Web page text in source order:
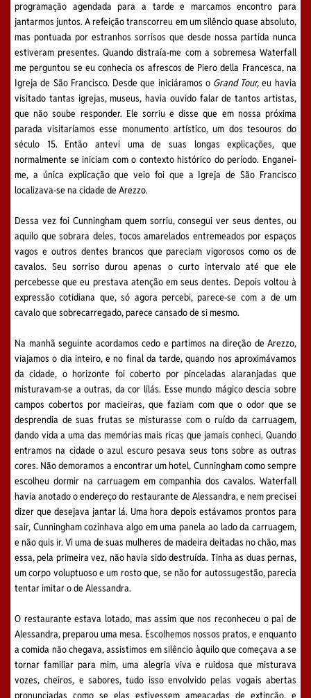
programação agendada para a tarde e marcamos encontro para
jantarmos juntos. A refeição transcorreu em um silêncio quase absoluto,
mas pontuada por estranhos sorrisos que desde nossa partida nunca
estiveram presentes. Quando distraía-me com a sobremesa Waterfall
me perguntou se eu conhecia os afrescos de Piero della Francesca, na
Igreja de São Francisco. Desde que iniciáramos o Grand Tour, eu havia
visitado tantas igrejas, museus, havia ouvido falar de tantos artistas,
que não soube responder. Ele sorriu e disse que em nossa próxima
parada visitaríamos esse monumento artístico, um dos tesouros do
século 15. Então antevi uma de suas longas explicações, que
normalmente se iniciam com o contexto histórico do período. Enganei-
me, a única explicação que veio foi que a Igreja de São Francisco
localizava-se na cidade de Arezzo.
Dessa vez foi Cunningham quem sorriu, consegui ver seus dentes, ou
aquilo que sobrara deles, tocos amarelados entremeados por espaços
vagos e outros dentes brancos que pareciam vigorosos como os de
cavalos. Seu sorriso durou apenas o curto intervalo até que ele
percebesse que eu prestava atenção em seus dentes. Depois voltou à
expressão cotidiana que, só agora percebi, parece-se com a de um
cavalo que sobrecarregado, parece cansado de si mesmo.
Na manhã seguinte acordamos cedo e partimos na direção de Arezzo,
viajamos o dia inteiro, e no final da tarde, quando nos aproximávamos
da cidade, o horizonte foi coberto por pinceladas alaranjadas que
misturavam-se a outras, da cor lilás. Esse mundo mágico descia sobre
campos cobertos por macieiras, que faziam com que o odor que se
desprendia de suas frutas se misturasse com o ruído da carruagem,
dando vida a uma das memórias mais ricas que jamais conheci. Quando
entramos na cidade o azul escuro pesava seus tons sobre as outras
cores. Não demoramos a encontrar um hotel, Cunningham como sempre
escolheu dormir na carruagem em companhia dos cavalos. Waterfall
havia anotado o endereço do restaurante de Alessandra, e nem precisei
dizer que desejava jantar lá. Uma hora depois estávamos prontos para
sair, Cunningham cozinhava algo em uma panela ao lado da carruagem,
e não quis ir. Vi uma de suas mulheres de madeira deitadas no chão, mas
essa, pela primeira vez, não havia sido destruída. Tinha as duas pernas,
um corpo voluptuoso e um rosto que, se não for autossugestão, parecia
tentar imitar o de Alessandra.
O restaurante estava lotado, mas assim que nos reconheceu o pai de
Alessandra, preparou uma mesa. Escolhemos nossos pratos, e enquanto
a comida não chegava, assistimos em silêncio àquilo que começava a se
tornar familiar para mim, uma alegria viva e ruidosa que misturava
vozes, cheiros, e sabores, tudo isso envolvido pelas vogais abertas
pronunciadas como se elas estivessem ameaçadas de extinção, e